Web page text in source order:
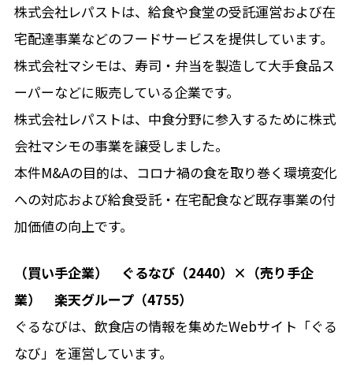
株式会社レパストは、給食や食堂の受託運営および在
宅配達事業などのフードサービスを提供しています。
株式会社マシモは、寿司・弁当を製造して大手食品ス
ーパーなどに販売している企業です。
株式会社レパストは、中食分野に参入するために株式
会社マシモの事業を譲受しました。
本件M&Aの目的は、コロナ禍の食を取り巻く環境変化
への対応および給食受託・在宅配食など既存事業の付
加価値の向上です。
（買い手企業） ぐるなび（2440）×（売り手企
業） 楽天グループ（4755）
ぐるなびは、飲食店の情報を集めたWebサイト「ぐる
なび」を運営しています。